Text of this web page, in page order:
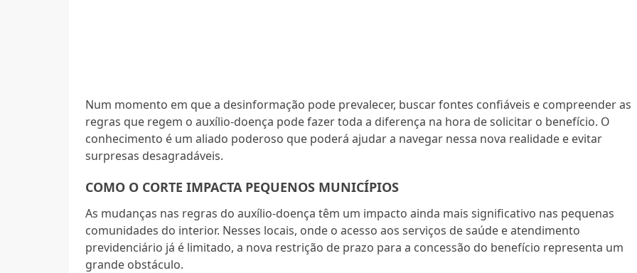
Num momento em que a desinformação pode prevalecer, buscar fontes confiáveis e compreender as
regras que regem o auxílio-doença pode fazer toda a diferença na hora de solicitar o benefício. O
conhecimento é um aliado poderoso que poderá ajudar a navegar nessa nova realidade e evitar
surpresas desagradáveis.
COMO O CORTE IMPACTA PEQUENOS MUNICÍPIOS
As mudanças nas regras do auxílio-doença têm um impacto ainda mais significativo nas pequenas
comunidades do interior. Nesses locais, onde o acesso aos serviços de saúde e atendimento
previdenciário já é limitado, a nova restrição de prazo para a concessão do benefício representa um
grande obstáculo.